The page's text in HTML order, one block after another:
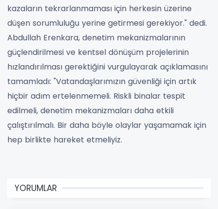
kazaların tekrarlanmaması için herkesin üzerine
düşen sorumluluğu yerine getirmesi gerekiyor." dedi.
Abdullah Erenkara, denetim mekanizmalarının
güçlendirilmesi ve kentsel dönüşüm projelerinin
hızlandırılması gerektiğini vurgulayarak açıklamasını
tamamladı: "Vatandaşlarımızın güvenliği için artık
hiçbir adım ertelenmemeli. Riskli binalar tespit
edilmeli, denetim mekanizmaları daha etkili
çalıştırılmalı. Bir daha böyle olaylar yaşamamak için
hep birlikte hareket etmeliyiz.
YORUMLAR